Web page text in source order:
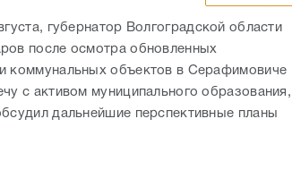
губернатор Волгоградской области
после осмотра обновленных
коммунальных объектов в Серафимовиче
с активом муниципального образования,
дальнейшие перспективные планы